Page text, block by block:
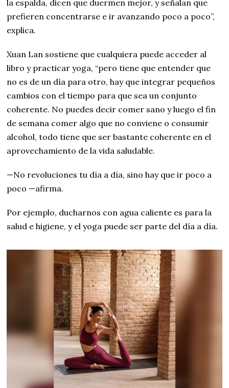
la espalda, dicen que duermen mejor, y señalan que
prefieren concentrarse e ir avanzando poco a poco”,
explica.
Xuan Lan sostiene que cualquiera puede acceder al
libro y practicar yoga, “pero tiene que entender que
no es de un día para otro, hay que integrar pequeños
cambios con el tiempo para que sea un conjunto
coherente. No puedes decir comer sano y luego el fin
de semana comer algo que no conviene o consumir
alcohol, todo tiene que ser bastante coherente en el
aprovechamiento de la vida saludable.
—No revoluciones tu día a día, sino hay que ir poco a
poco —afirma.
Por ejemplo, ducharnos con agua caliente es para la
salud e higiene, y el yoga puede ser parte del día a día.